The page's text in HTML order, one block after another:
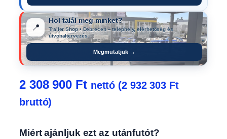
📍
Hol talál meg minket?
Trailer Shop • Debrecen – telephely, elérhetőség és
útvonaltervezés.
Megmutatjuk →
2 308 900 Ft nettó (2 932 303 Ft
bruttó)
Miért ajánljuk ezt az utánfutót?